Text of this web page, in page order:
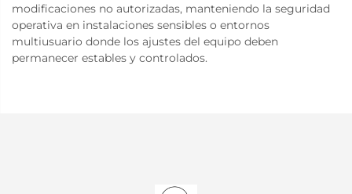
modificaciones no autorizadas, manteniendo la seguridad
operativa en instalaciones sensibles o entornos
multiusuario donde los ajustes del equipo deben
permanecer estables y controlados.